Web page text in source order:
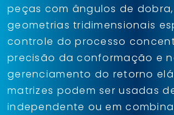
peças com ângulos de
geometrias tridimensionais
controle do processo
precisão da conformação e
gerenciamento do retorno
matrizes podem ser usadas
independente ou em